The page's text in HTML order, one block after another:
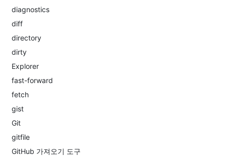
diagnostics
diff
directory
dirty
Explorer
fast-forward
fetch
gist
Git
gitfile
GitHub 가져오기 도구